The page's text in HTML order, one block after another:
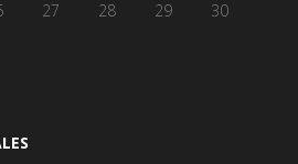
27 28 29
30